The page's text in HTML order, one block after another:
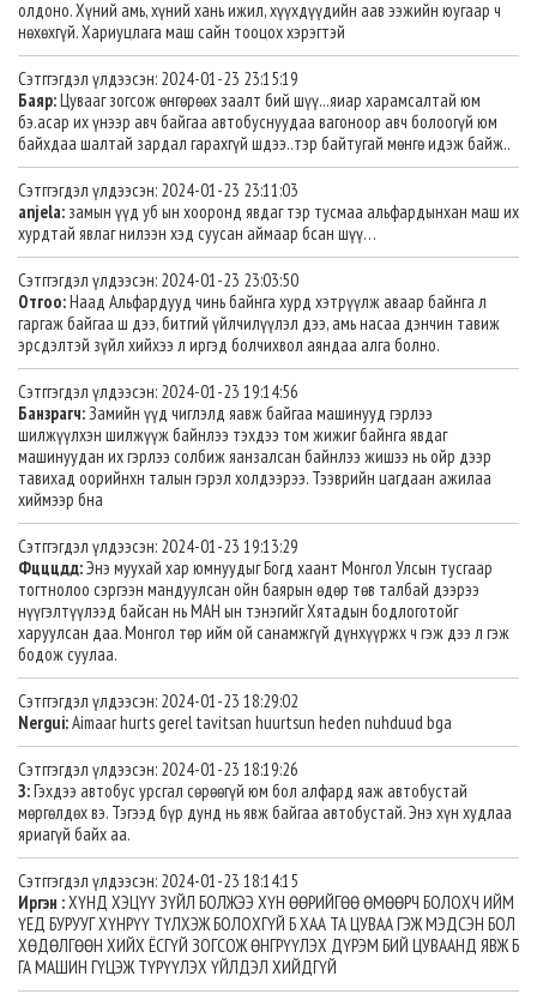
олдоно. Хүний амь, хүний хань ижил, хүүхдүүдийн аав ээжийн юугаар ч
нөхөхгүй. Хариуцлага маш сайн тооцох хэрэгтэй
Сэтггэгдэл үлдээсэн: 2024-01-23 23:15:19
Баяр:Цувааг зогсож өнгөрөөх заалт бий шүү...яиар харамсалтай юм
бэ.асар их үнээр авч байгаа автобуснуудаа вагоноор авч болоогүй юм
байхдаа шалтай зардал гарахгүй шдээ..тэр байтугай мөнгө идэж байж..
Сэтггэгдэл үлдээсэн: 2024-01-23 23:11:03
anjela: замын үүд уб ын хооронд явдаг тэр тусмаа альфардынхан маш их
хурдтай явлаг нилээн хэд суусан аймаар бсан шүү…
Сэтггэгдэл үлдээсэн: 2024-01-23 23:03:50
Отгоо:Наад Альфардууд чинь байнга хурд хэтрүүлж аваар байнга л
гаргаж байгаа ш дээ, битгий үйлчилүүлэл дээ, амь насаа дэнчин тавиж
эрсдэлтэй зүйл хийхээ л иргэд болчихвол аяндаа алга болно.
Сэтггэгдэл үлдээсэн: 2024-01-23 19:14:56
Банзрагч: Замийн үүд чиглэлд яавж байгаа машинууд гэрлээ
шилжүүлхэн шилжүүж байнлээ тэхдээ том жижиг байнга явдаг
машинуудан их гэрлээ солбиж яанзалсан байнлээ жишээ нь ойр дээр
тавихад оорийнхн талын гэрэл холдээрээ. Тээврийн цагдаан ажилаа
хиймээр бна
Сэтггэгдэл үлдээсэн: 2024-01-23 19:13:29
Фцццдд:Энэ муухай хар юмнуудыг Богд хаант Монгол Улсын тусгаар
тогтнолоо сэргээн мандуулсан ойн баярын өдөр төв талбай дээрээ
нүүгэлтүүлээд байсан нь МАН ын тэнэгийг Хятадын бодлоготойг
харуулсан даа. Монгол төр ийм ой санамжгүй дүнхүүржх ч гэж дээ л гэж
бодож суулаа.
Сэтггэгдэл үлдээсэн: 2024-01-23 18:29:02
Nergui:Aimaar hurts gerel tavitsan huurtsun heden nuhduud bga
Сэтггэгдэл үлдээсэн: 2024-01-23 18:19:26
З:Гэхдээ автобус урсгал сөрөөгүй юм бол алфард яаж автобустай
мөргөлдөх вэ. Тэгээд бүр дунд нь явж байгаа автобустай. Энэ хүн худлаа
яриагүй байх аа.
Сэтггэгдэл үлдээсэн: 2024-01-23 18:14:15
Иргэн :ХҮНД ХЭЦҮҮ ЗҮЙЛ БОЛЖЭЭ ХҮН ӨӨРИЙГӨӨ ӨМӨӨРЧ БОЛОХЧ ИЙМ
ҮЕД БУРУУГ ХҮНРҮҮ ТҮЛХЭЖ БОЛОХГҮЙ Б ХАА ТА ЦУВАА ГЭЖ МЭДСЭН БОЛ
ХӨДӨЛГӨӨН ХИЙХ ЁСГҮЙ ЗОГСОЖ ӨНГРҮҮЛЭХ ДҮРЭМ БИЙ ЦУВААНД ЯВЖ Б
ГА МАШИН ГҮЦЭЖ ТҮРҮҮЛЭХ ҮЙЛДЭЛ ХИЙДГҮЙ